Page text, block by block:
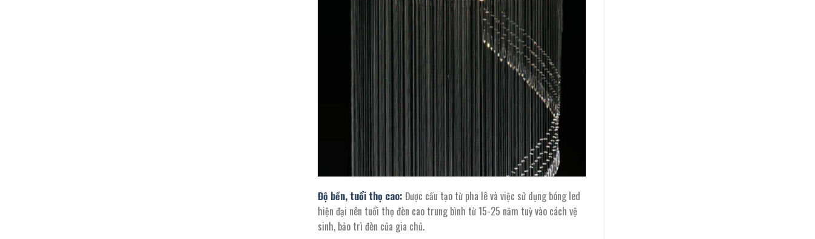
Độ bền, tuổi thọ cao: Được cấu tạo từ pha lê và việc sử dụng bóng led
hiện đại nên tuổi thọ đèn cao trung bình từ 15-25 năm tuỳ vào cách vệ
sinh, bảo trì đèn của gia chủ.